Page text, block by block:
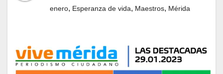
enero, Esperanza de vida, Maestros, Mérida